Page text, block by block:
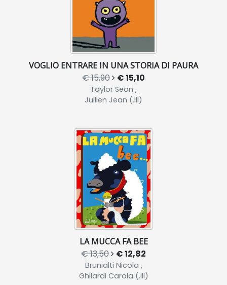
VOGLIO ENTRARE IN UNA STORIA DI PAURA
€ 15,90 € 15,10
Taylor Sean ,
Jullien Jean (.ill)
LA MUCCA FA BEE
€ 13,50 € 12,82
Brunialti Nicola ,
Ghilardi Carola (.ill)